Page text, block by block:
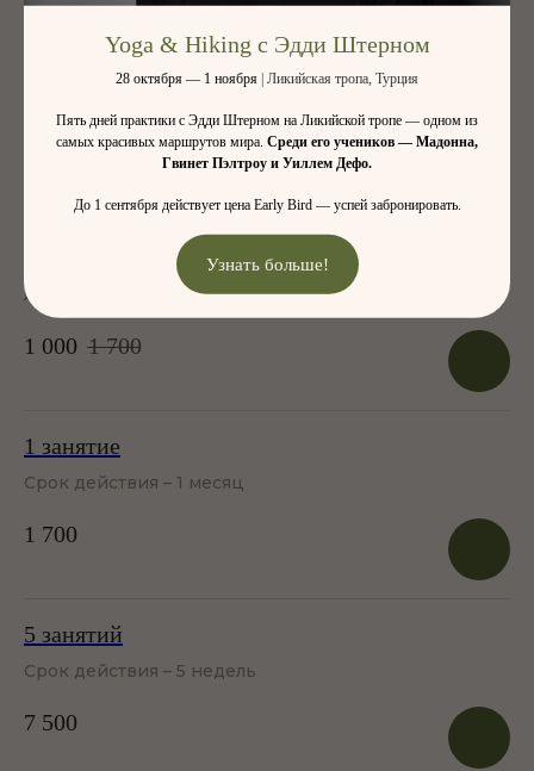
Yoga & Hiking с Эдди Штерном
28 октября — 1 ноября | Ликийская тропа, Турция
Пять дней практики с Эдди Штерном на Ликийской тропе — одном из
самых красивых маршрутов мира. Среди его учеников — Мадонна,
Гвинет Пэлтроу и Уиллем Дефо.
До 1 сентября действует цена Early Bird — успей забронировать.
Узнать больше!
Пробное занятие
В день первого посещения ты можешь приобрести
любой абонемент со скидкой 20%!
1 000 1 700
1 занятие
Срок действия – 1 месяц
1 700
5 занятий
Срок действия – 5 недель
7 500